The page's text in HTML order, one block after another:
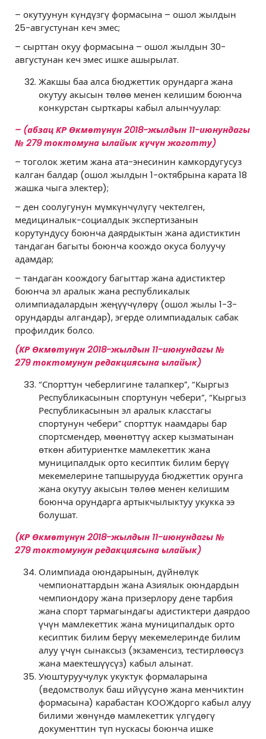
– окутуунун күндүзгү формасына – ошол жылдын
25-августунан кеч эмес;
– сырттан окуу формасына – ошол жылдын 30-
августунан кеч эмес ишке ашырылат.
Жакшы баа алса бюджеттик орундарга жана
окутуу акысын төлөө менен келишим боюнча
конкурстан сырткары кабыл алынчуулар:
– (абзацКР Өкмөтүнүн 2018-жылдын 11-июнундагы
№ 279токтомунаылайык күчүн жоготту)
– тоголок жетим жана ата-энесинин камкордугусуз
калган балдар (ошол жылдын 1-октябрына карата 18
жашка чыга электер);
– ден соолугунун мүмкүнчүлүгү чектелген,
медициналык-социалдык экспертизанын
корутундусу боюнча даярдыктын жана адистиктин
тандаган багыты боюнча коождо окуса болуучу
адамдар;
– тандаган коождогу багыттар жана адистиктер
боюнча эл аралык жана республикалык
олимпиадалардын жеңүүчүлөрү (ошол жылы 1-3-
орундарды алгандар), эгерде олимпиадалык сабак
профилдик болсо.
(КР Өкмөтүнүн2018-жылдын 11-июнундагы №
279токтомунун редакциясына ылайык)
“Спорттун чеберлигине талапкер”, “Кыргыз
Республикасынын спортунун чебери”, “Кыргыз
Республикасынын эл аралык класстагы
спортунун чебери” спорттук наамдары бар
спортсмендер, мөөнөттүү аскер кызматынан
өткөн абитуриентке мамлекеттик жана
муниципалдык орто кесиптик билим берүү
мекемелерине тапшырууда бюджеттик орунга
жана окутуу акысын төлөө менен келишим
боюнча орундарга артыкчылыктуу укукка ээ
болушат.
(КР Өкмөтүнүн2018-жылдын 11-июнундагы №
279токтомунун редакциясына ылайык)
Олимпиада оюндарынын, дүйнөлүк
чемпионаттардын жана Азиялык оюндардын
чемпиондору жана призерлору дене тарбия
жана спорт тармагындагы адистиктери даярдоо
үчүн мамлекеттик жана муниципалдык орто
кесиптик билим берүү мекемелеринде билим
алуу үчүн сынаксыз (экзаменсиз, тестирлөөсүз
жана маектешүүсүз) кабыл алынат.
Уюштуруучулук укуктук формаларына
(ведомстволук баш ийүүсүнө жана менчиктин
формасына) карабастан КООЖдорго кабыл алуу
билими жөнүндө мамлекеттик үлгүдөгү
документтин түп нускасы боюнча ишке